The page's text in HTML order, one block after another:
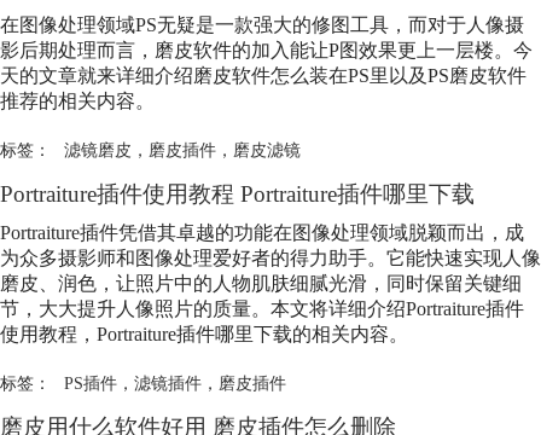
在图像处理领域PS无疑是一款强大的修图工具，而对于人像摄
影后期处理而言，磨皮软件的加入能让P图效果更上一层楼。今
天的文章就来详细介绍磨皮软件怎么装在PS里以及PS磨皮软件
推荐的相关内容。
标签： 滤镜磨皮 ， 磨皮插件， 磨皮滤镜
Portraiture插件使用教程 Portraiture插件哪里下载
Portraiture插件凭借其卓越的功能在图像处理领域脱颖而出，成
为众多摄影师和图像处理爱好者的得力助手。它能快速实现人像
磨皮、润色，让照片中的人物肌肤细腻光滑，同时保留关键细
节，大大提升人像照片的质量。本文将详细介绍Portraiture插件
使用教程，Portraiture插件哪里下载的相关内容。
标签： PS插件， 滤镜插件， 磨皮插件
磨皮用什么软件好用 磨皮插件怎么删除